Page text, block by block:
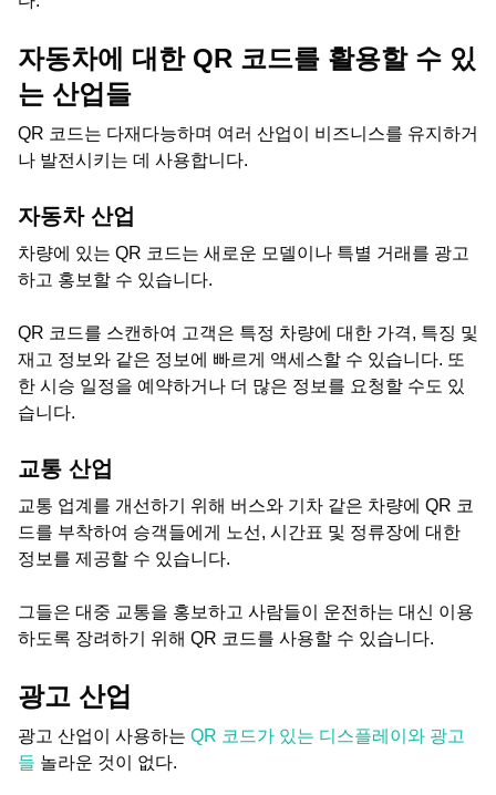
자동차에 대한 QR 코드를 활용할 수 있
는 산업들
QR 코드는 다재다능하며 여러 산업이 비즈니스를 유지하거
나 발전시키는 데 사용합니다.
자동차 산업
차량에 있는 QR 코드는 새로운 모델이나 특별 거래를 광고
하고 홍보할 수 있습니다.
QR 코드를 스캔하여 고객은 특정 차량에 대한 가격, 특징 및
재고 정보와 같은 정보에 빠르게 액세스할 수 있습니다. 또
한 시승 일정을 예약하거나 더 많은 정보를 요청할 수도 있
습니다.
교통 산업
교통 업계를 개선하기 위해 버스와 기차 같은 차량에 QR 코
드를 부착하여 승객들에게 노선, 시간표 및 정류장에 대한
정보를 제공할 수 있습니다.
그들은 대중 교통을 홍보하고 사람들이 운전하는 대신 이용
하도록 장려하기 위해 QR 코드를 사용할 수 있습니다.
광고 산업
광고 산업이 사용하는 QR 코드가 있는 디스플레이와 광고
들 놀라운 것이 없다.